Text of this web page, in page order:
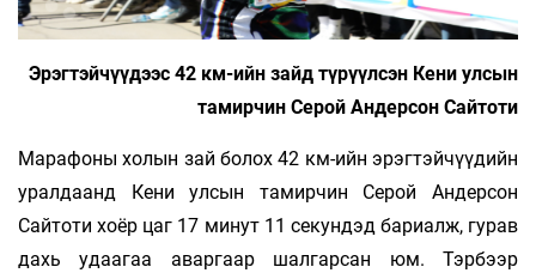
Эрэгтэйчүүдээс 42 км-ийн зайд түрүүлсэн Кени улсын
тамирчин Серой Андерсон Сайтоти
Марафоны холын зай болох 42 км-ийн эрэгтэйчүүдийн
уралдаанд Кени улсын тамирчин Серой Андерсон
Сайтоти хоёр цаг 17 минут 11 секундэд бариалж, гурав
дахь удаагаа аваргаар шалгарсан юм. Тэрбээр